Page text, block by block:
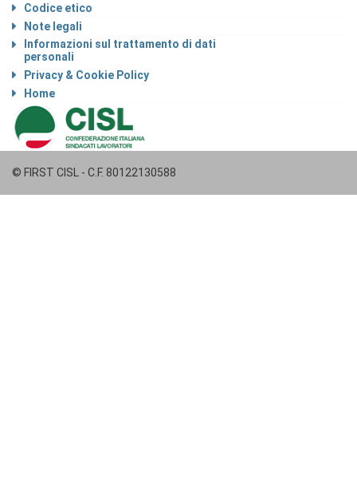
Codice etico
Note legali
Informazioni sul trattamento di dati
personali
Privacy & Cookie Policy
Home
© FIRST CISL - C.F. 80122130588